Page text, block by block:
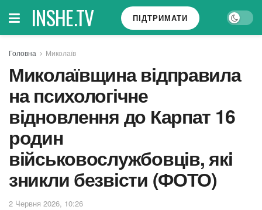
INSHE.TV ПІДТРИМАТИ
Головна Миколаїв
Миколаївщина відправила
на психологічне
відновлення до Карпат 16
родин
військовослужбовців, якi
зникли безвісти (ФОТО)
2 Червня 2026, 10:26